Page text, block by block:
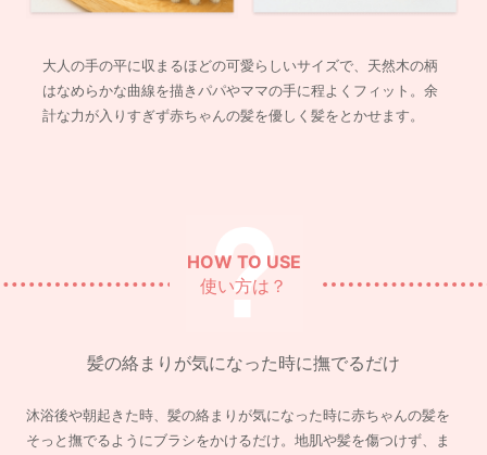
大人の手の平に収まるほどの可愛らしいサイズで、天然木の柄
はなめらかな曲線を描きパパやママの手に程よくフィット。余
計な力が入りすぎず赤ちゃんの髪を優しく髪をとかせます。
HOW TO USE
使い方は？
髪の絡まりが気になった時に撫でるだけ
沐浴後や朝起きた時、髪の絡まりが気になった時に赤ちゃんの髪を
そっと撫でるようにブラシをかけるだけ。地肌や髪を傷つけず、ま